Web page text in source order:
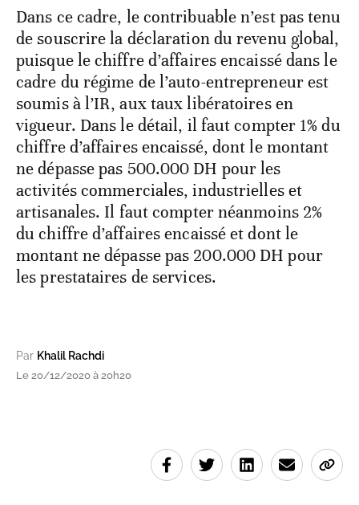
Dans ce cadre, le contribuable n’est pas tenu
de souscrire la déclaration du revenu global,
puisque le chiffre d’affaires encaissé dans le
cadre du régime de l’auto-entrepreneur est
soumis à l’IR, aux taux libératoires en
vigueur. Dans le détail, il faut compter 1% du
chiffre d’affaires encaissé, dont le montant
ne dépasse pas 500.000 DH pour les
activités commerciales, industrielles et
artisanales. Il faut compter néanmoins 2%
du chiffre d’affaires encaissé et dont le
montant ne dépasse pas 200.000 DH pour
les prestataires de services.
Par Khalil Rachdi
Le 20/12/2020 à 20h20